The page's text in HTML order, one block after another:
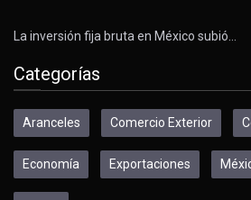
La inversión fija bruta en México subió…
Categorías
Aranceles Comercio Exterior
Economía Exportaciones